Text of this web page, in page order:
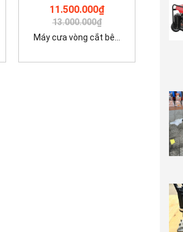
11.500.000₫
13.000.000₫
Máy cưa vòng cắt bê...